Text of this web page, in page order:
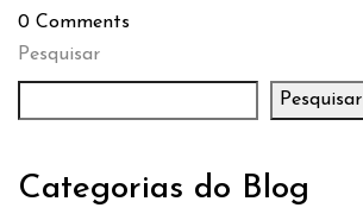
0 Comments
Pesquisar
Pesquisar
Categorias do Blog